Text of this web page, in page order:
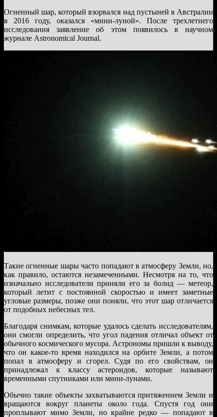
Огненный шар, который взорвался над пустыней в Австралии
в 2016 году, оказался «мини-луной». После трехлетнего
исследования заявление об этом появилось в научном
журнале Astronomical Journal.
Такие огненные шары часто попадают в атмосферу Земли, но,
как правило, остаются незамеченными. Несмотря на то, что
изначально исследователи приняли его за болид — метеор,
который летит с постоянной скоростью и имеет заметные
угловые размеры, позже они поняли, что этот шар отличается
от подобных небесных тел.
Благодаря снимкам, которые удалось сделать исследователям,
они смогли определить, что угол падения отличал объект от
обычного космического мусора. Астрономы пришли к выводу,
что он какое-то время находился на орбите Земли, а потом
попал в атмосферу и сгорел. Судя по его свойствам, он
принадлежал к классу астероидов, которые называют
временными спутниками или мини-лунами.
Обычно такие объекты захватываются притяжением Земли и
вращаются вокруг планеты около года. Спустя год они
проплывают мимо Земли, но крайне редко — попадают в